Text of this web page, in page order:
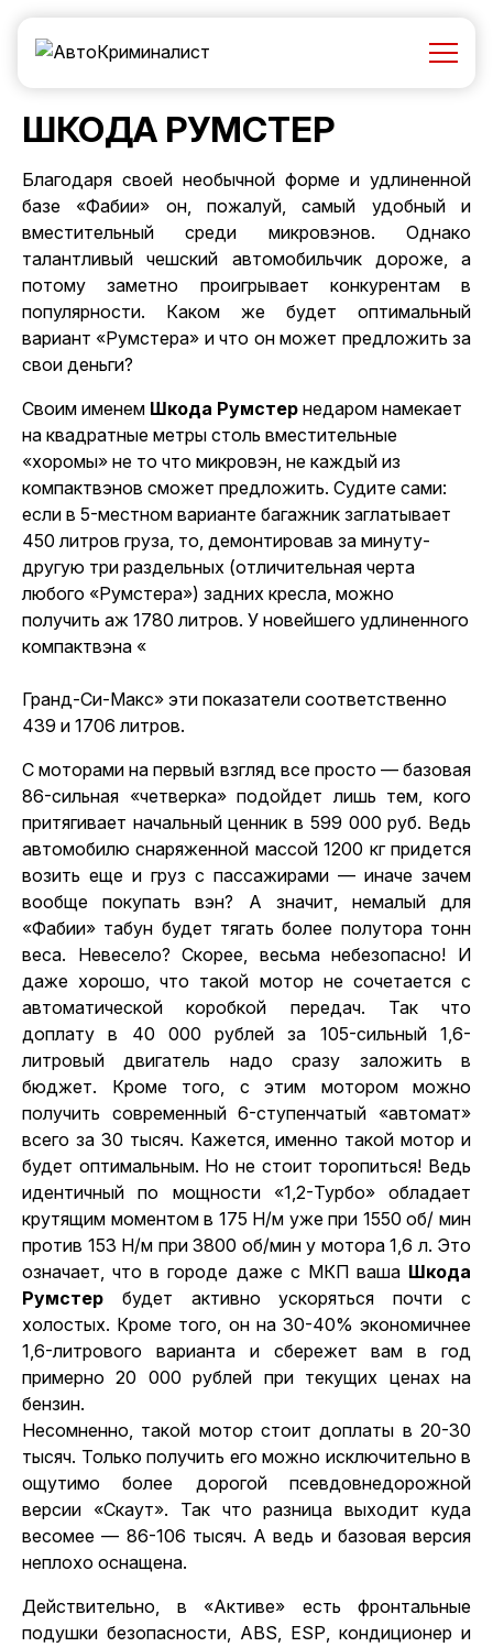
ШКОДА РУМСТЕР
Благодаря своей необычной форме и удлиненной
базе «Фабии» он, пожалуй, самый удобный и
вместительный среди микровэнов. Однако
талантливый чешский автомобильчик дороже, а
потому заметно проигрывает конкурентам в
популярности. Каком же будет оптимальный
вариант «Румстера» и что он может предложить за
свои деньги?
Своим именем Шкода Румстер недаром намекает
на квадратные метры столь вместительные
«хоромы» не то что микровэн, не каждый из
компактвэнов сможет предложить. Судите сами:
если в 5-местном варианте багажник заглатывает
450 литров груза, то, демонтировав за минуту-
другую три раздельных (отличительная черта
любого «Румстера») задних кресла, можно
получить аж 1780 литров. У новейшего удлиненного
компактвэна «
Гранд-Си-Макс» эти показатели соответственно
439 и 1706 литров.
С моторами на первый взгляд все просто — базовая
86-сильная «четверка» подойдет лишь тем, кого
притягивает начальный ценник в 599 000 руб. Ведь
автомобилю снаряженной массой 1200 кг придется
возить еще и груз с пассажирами — иначе зачем
вообще покупать вэн? А значит, немалый для
«Фабии» табун будет тягать более полутора тонн
веса. Невесело? Скорее, весьма небезопасно! И
даже хорошо, что такой мотор не сочетается с
автоматической коробкой передач. Так что
доплату в 40 000 рублей за 105-сильный 1,6-
литровый двигатель надо сразу заложить в
бюджет. Кроме того, с этим мотором можно
получить современный 6-ступенчатый «автомат»
всего за 30 тысяч. Кажется, именно такой мотор и
будет оптимальным. Но не стоит торопиться! Ведь
идентичный по мощности «1,2-Турбо» обладает
крутящим моментом в 175 Н/м уже при 1550 об/ мин
против 153 Н/м при 3800 об/мин у мотора 1,6 л. Это
означает, что в городе даже с МКП ваша Шкода
Румстер будет активно ускоряться почти с
холостых. Кроме того, он на 30-40% экономичнее
1,6-литрового варианта и сбережет вам в год
примерно 20 000 рублей при текущих ценах на
бензин.
Несомненно, такой мотор стоит доплаты в 20-30
тысяч. Только получить его можно исключительно в
ощутимо более дорогой псевдовнедорожной
версии «Скаут». Так что разница выходит куда
весомее — 86-106 тысяч. А ведь и базовая версия
неплохо оснащена.
Действительно, в «Активе» есть фронтальные
подушки безопасности, АВS, ЕSР, кондиционер и